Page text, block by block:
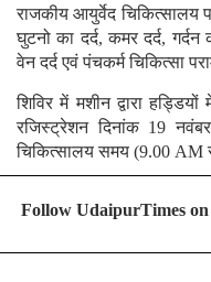
राजकीय आयुर्वेद चिकित्सालय
घुटनो का दर्द, कमर दर्द, गर्दन
वेन दर्द एवं पंचकर्म चिकित्सा
शिविर में मशीन द्वारा
रजिस्ट्रेशन दिनांक 19
चिकित्सालय समय (9.00
Follow UdaipurTimes on